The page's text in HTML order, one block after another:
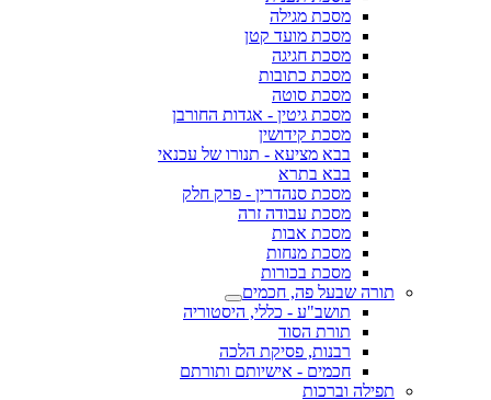
מסכת מגילה
מסכת מועד קטן
מסכת חגיגה
מסכת כתובות
מסכת סוטה
מסכת גיטין - אגדות החורבן
מסכת קידושין
בבא מציעא - תנורו של עכנאי
בבא בתרא
מסכת סנהדרין - פרק חלק
מסכת עבודה זרה
מסכת אבות
מסכת מנחות
מסכת בכורות
תורה שבעל פה, חכמים
תושב"ע - כללי, היסטוריה
תורת הסוד
רבנות, פסיקת הלכה
חכמים - אישיותם ותורתם
תפילה וברכות